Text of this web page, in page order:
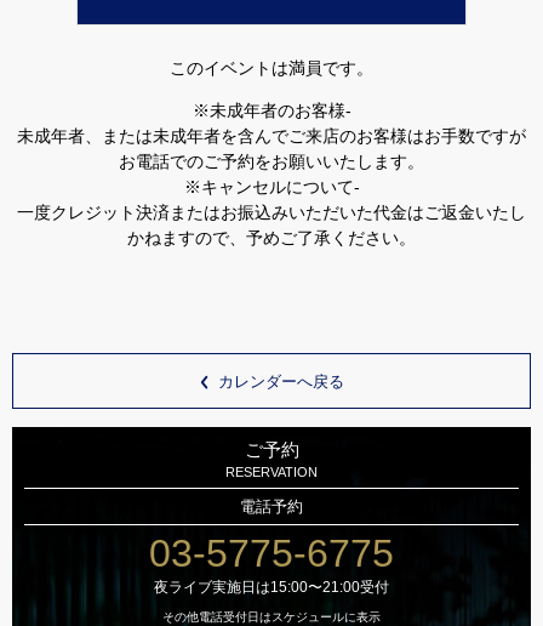
このイベントは満員です。
※未成年者のお客様-
未成年者、または未成年者を含んでご来店のお客様はお手数ですが
お電話でのご予約をお願いいたします。
※キャンセルについて-
一度クレジット決済またはお振込みいただいた代金はご返金いたし
かねますので、予めご了承ください。
カレンダーへ戻る
ご予約
RESERVATION
電話予約
03-5775-6775
夜ライブ実施日は15:00〜21:00受付
その他電話受付日はスケジュールに表示